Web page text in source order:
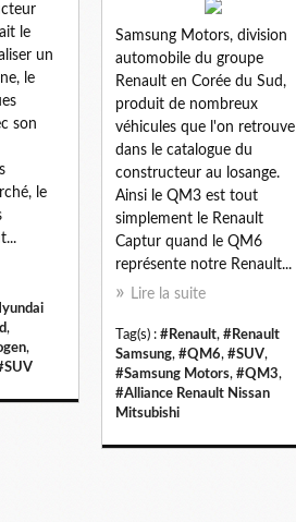
Samsung Motors, division
automobile du groupe
Renault en Corée du Sud,
produit de nombreux
véhicules que l'on retrouve
dans le catalogue du
constructeur au losange.
Ainsi le QM3 est tout
simplement le Renault
Captur quand le QM6
représente notre Renault...
Lire la suite
Tag(s) : #Renault, #Renault
Samsung, #QM6, #SUV,
#Samsung Motors, #QM3,
#Alliance Renault Nissan
Mitsubishi
le
un
le
son
le
,
,